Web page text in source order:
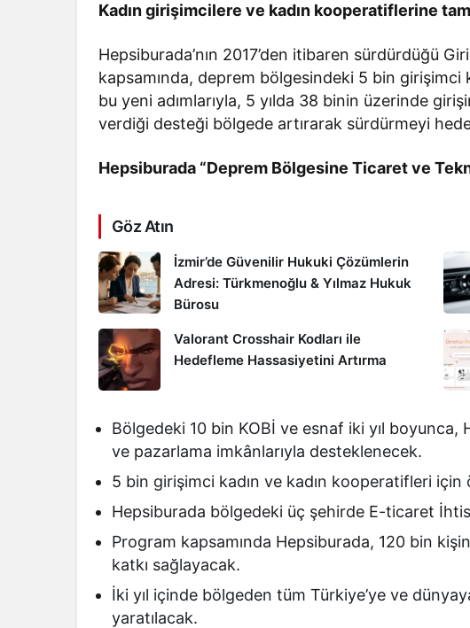
Kadın girişimcilere ve kadın kooperatiflerine
Hepsiburada’nın 2017’den itibaren sürdürdüğü
kapsamında, deprem bölgesindeki 5 bin girişimci
bu yeni adımlarıyla, 5 yılda 38 binin üzerinde
verdiği desteği bölgede artırarak sürdürmeyi
Hepsiburada “Deprem Bölgesine Ticaret ve
Göz Atın
İzmir’de Güvenilir Hukuki Çözümlerin
Adresi: Türkmenoğlu & Yılmaz Hukuk
Bürosu
Valorant Crosshair Kodları ile
Hedefleme Hassasiyetini Artırma
Bölgedeki 10 bin KOBİ ve esnaf iki yıl boyunca,
ve pazarlama imkânlarıyla desteklenecek.
5 bin girişimci kadın ve kadın kooperatifleri
Hepsiburada bölgedeki üç şehirde E-ticaret
Program kapsamında Hepsiburada, 120 bin
katkı sağlayacak.
İki yıl içinde bölgeden tüm Türkiye’ye ve
yaratılacak.